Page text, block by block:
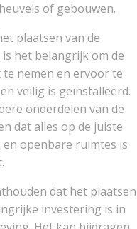
of gebouwen.
plaatsen van de
het belangrijk om de
nemen en ervoor te
veilig is geïnstalleerd.
onderdelen van de
dat alles op de juiste
openbare ruimtes is
dat het plaatsen
investering is in